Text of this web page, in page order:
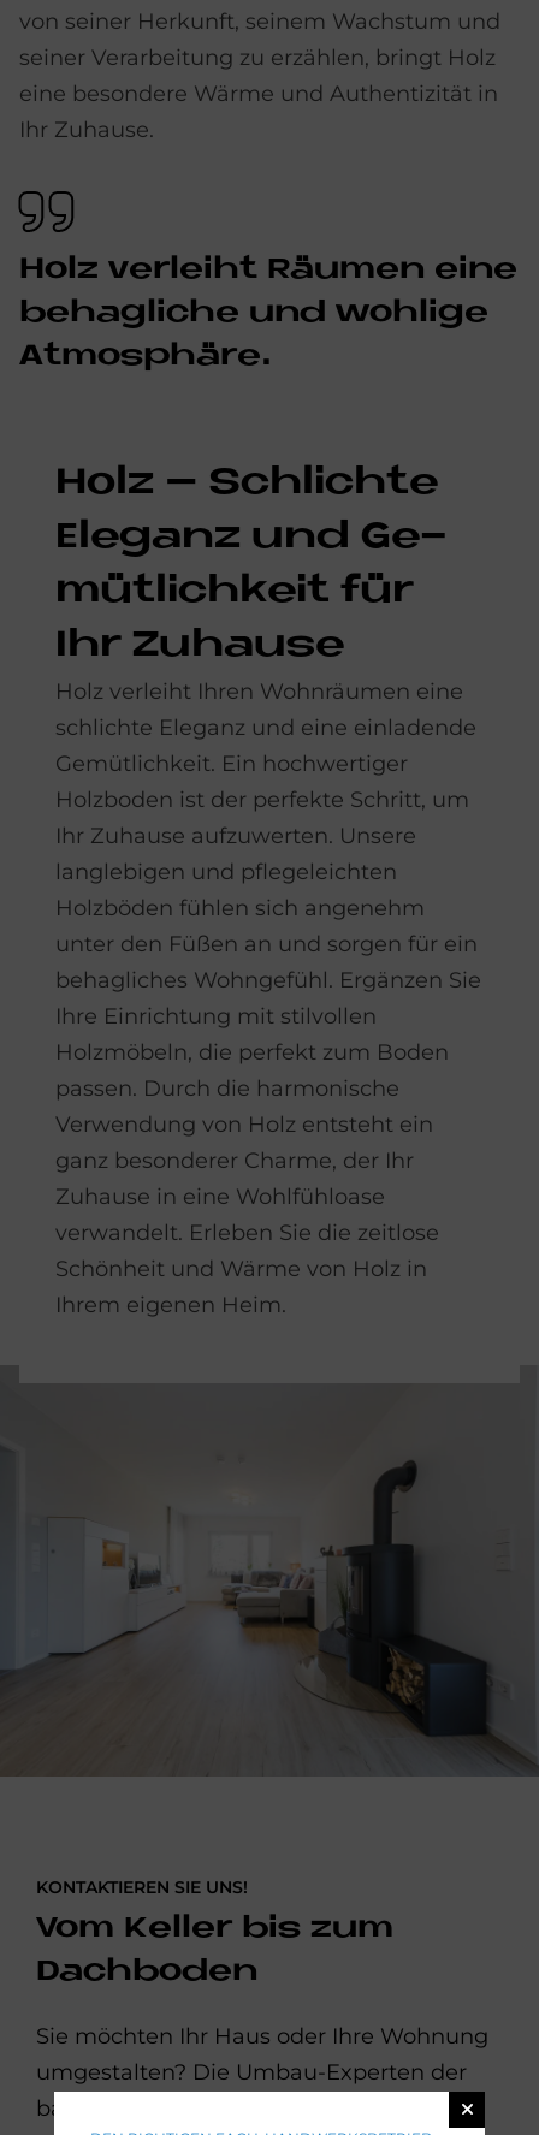
von seiner Herkunft, seinem Wachstum und
seiner Verarbeitung zu erzählen, bringt Holz
eine besondere Wärme und Authentizität in
Ihr Zuhause.
Holz ver­lei­ht Räu­men eine
be­hag­li­che und woh­li­ge
At­mo­sphä­re.
Holz – Schlich­te
Ele­ganz und Ge­
müt­lich­keit für
Ihr Zu­hau­se
Holz verleiht Ihren Wohnräumen eine
schlichte Eleganz und eine einladende
Gemütlichkeit. Ein hochwertiger
Holzboden ist der perfekte Schritt, um
Ihr Zuhause aufzuwerten. Unsere
langlebigen und pflegeleichten
Holzböden fühlen sich angenehm
unter den Füßen an und sorgen für ein
behagliches Wohngefühl. Ergänzen Sie
Ihre Einrichtung mit stilvollen
Holzmöbeln, die perfekt zum Boden
passen. Durch die harmonische
Verwendung von Holz entsteht ein
ganz besonderer Charme, der Ihr
Zuhause in eine Wohlfühloase
verwandelt. Erleben Sie die zeitlose
Schönheit und Wärme von Holz in
Ihrem eigenen Heim.
KONTAKTIEREN SIE UNS!
Vom Keller bis zum
Dachboden
Sie möchten Ihr Haus oder Ihre Wohnung
umgestalten? Die Umbau-Experten der
bad & heizung Fachbetriebe beraten Sie